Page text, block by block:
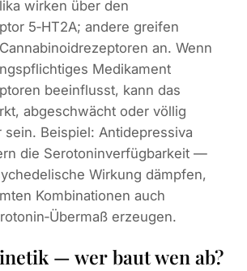
wirken über den
5‑HT2A; andere greifen
an. Wenn
Medikament
beeinflusst, kann das
abgeschwächt oder völlig
sein. Beispiel: Antidepressiva
die Serotoninverfügbarkeit —
Wirkung dämpfen,
Kombinationen auch
erzeugen.
— wer baut wen ab?